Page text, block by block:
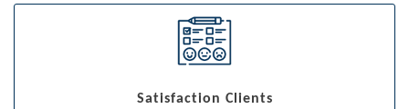
Satisfaction Clients